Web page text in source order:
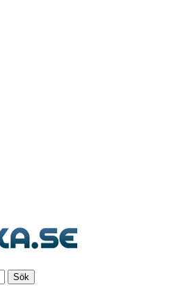
Sök